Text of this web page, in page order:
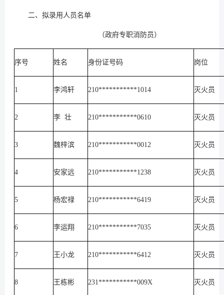
二、拟录用人员名单
（政府专职消防员）
序号 姓名 身份证号码 岗位
1 李鸿轩 210***********1014 灭火员
2 李 壮 210***********0610 灭火员
3 魏梓滨 210***********0012 灭火员
4 安家远 210***********1238 灭火员
5 杨宏禄 210***********6419 灭火员
6 李运翔 210***********7035 灭火员
7 王小龙 210***********6412 灭火员
8 王栋彬 231***********009X 灭火员